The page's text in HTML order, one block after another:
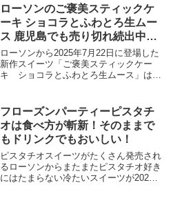
ローソンのご褒美スティックケ
ーキ ショコラとふわとろ生ムー
ス 鹿児島でも売り切れ続出中っ
て本当？話題スイーツが見つか
らない！
ローソンから2025年7月22日に登場した
新作スイーツ「ご褒美スティックケー
キ ショコラとふわとろ生ムース」は、
す。鹿児島を含む全国で展開されている
ものの、SNSや口コミでは「見かけた
ら即買い」「数店舗回っても売り切れ」
といった声が多数あり、人気の高さがう
かがえます。今回は公式情報や口コミ、
鹿児島での在庫状況などをまとめてみま
した。
フローズンパーティーピスタチ
オは食べ方が斬新！そのままで
もドリンクでもおいしい！
ピスタチオスイーツがたくさん発売され
るローソンからまたまたピスタチオ好き
にはたまらない冷たいスイーツが2022